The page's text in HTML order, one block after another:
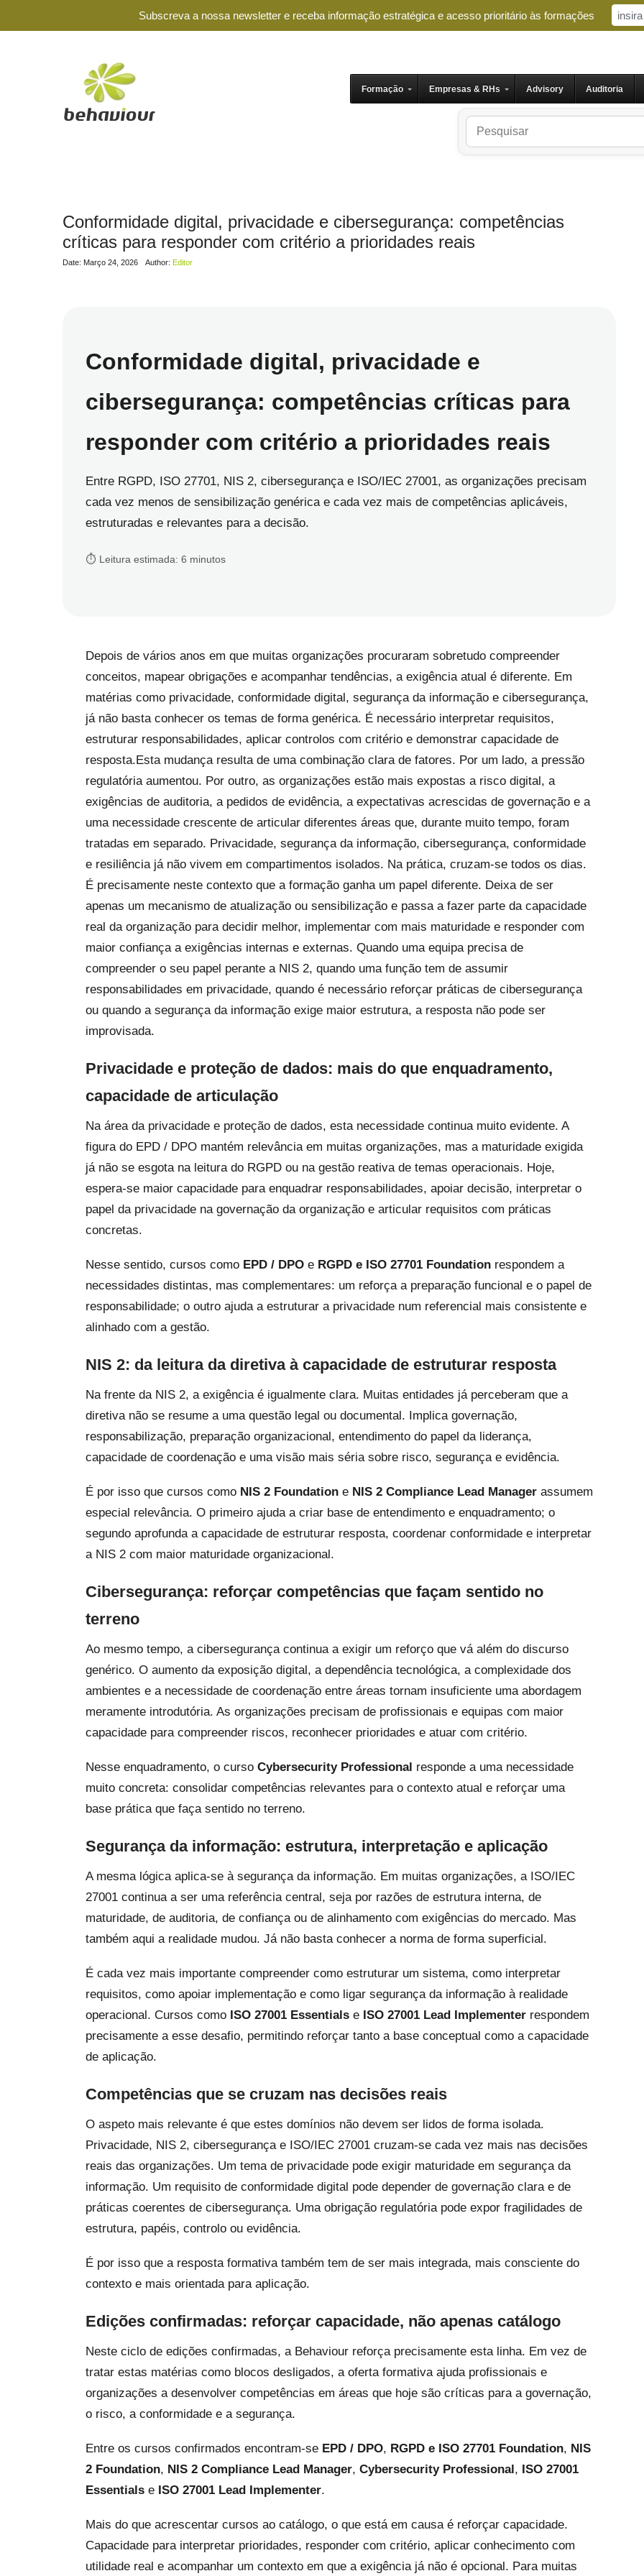
Formação Empresas & RHs Advisory Auditoria
Conformidade digital, privacidade e cibersegurança: competências
críticas para responder com critério a prioridades reais
Date: Março 24, 2026 Author: Editor
Conformidade digital, privacidade e
cibersegurança: competências críticas para
responder com critério a prioridades reais
Entre RGPD, ISO 27701, NIS 2, cibersegurança e ISO/IEC 27001, as organizações precisam
cada vez menos de sensibilização genérica e cada vez mais de competências aplicáveis,
estruturadas e relevantes para a decisão.
⏱️ Leitura estimada: 6 minutos
Depois de vários anos em que muitas organizações procuraram sobretudo compreender
conceitos, mapear obrigações e acompanhar tendências, a exigência atual é diferente. Em
matérias como privacidade, conformidade digital, segurança da informação e cibersegurança,
já não basta conhecer os temas de forma genérica. É necessário interpretar requisitos,
estruturar responsabilidades, aplicar controlos com critério e demonstrar capacidade de
resposta.Esta mudança resulta de uma combinação clara de fatores. Por um lado, a pressão
regulatória aumentou. Por outro, as organizações estão mais expostas a risco digital, a
exigências de auditoria, a pedidos de evidência, a expectativas acrescidas de governação e a
uma necessidade crescente de articular diferentes áreas que, durante muito tempo, foram
tratadas em separado. Privacidade, segurança da informação, cibersegurança, conformidade
e resiliência já não vivem em compartimentos isolados. Na prática, cruzam-se todos os dias.
É precisamente neste contexto que a formação ganha um papel diferente. Deixa de ser
apenas um mecanismo de atualização ou sensibilização e passa a fazer parte da capacidade
real da organização para decidir melhor, implementar com mais maturidade e responder com
maior confiança a exigências internas e externas. Quando uma equipa precisa de
compreender o seu papel perante a NIS 2, quando uma função tem de assumir
responsabilidades em privacidade, quando é necessário reforçar práticas de cibersegurança
ou quando a segurança da informação exige maior estrutura, a resposta não pode ser
improvisada.
Privacidade e proteção de dados: mais do que enquadramento,
capacidade de articulação
Na área da privacidade e proteção de dados, esta necessidade continua muito evidente. A
figura do EPD / DPO mantém relevância em muitas organizações, mas a maturidade exigida
já não se esgota na leitura do RGPD ou na gestão reativa de temas operacionais. Hoje,
espera-se maior capacidade para enquadrar responsabilidades, apoiar decisão, interpretar o
papel da privacidade na governação da organização e articular requisitos com práticas
concretas.
Nesse sentido, cursos como EPD / DPO e RGPD e ISO 27701 Foundation respondem a
necessidades distintas, mas complementares: um reforça a preparação funcional e o papel de
responsabilidade; o outro ajuda a estruturar a privacidade num referencial mais consistente e
alinhado com a gestão.
NIS 2: da leitura da diretiva à capacidade de estruturar resposta
Na frente da NIS 2, a exigência é igualmente clara. Muitas entidades já perceberam que a
diretiva não se resume a uma questão legal ou documental. Implica governação,
responsabilização, preparação organizacional, entendimento do papel da liderança,
capacidade de coordenação e uma visão mais séria sobre risco, segurança e evidência.
É por isso que cursos como NIS 2 Foundation e NIS 2 Compliance Lead Manager assumem
especial relevância. O primeiro ajuda a criar base de entendimento e enquadramento; o
segundo aprofunda a capacidade de estruturar resposta, coordenar conformidade e interpretar
a NIS 2 com maior maturidade organizacional.
Cibersegurança: reforçar competências que façam sentido no
terreno
Ao mesmo tempo, a cibersegurança continua a exigir um reforço que vá além do discurso
genérico. O aumento da exposição digital, a dependência tecnológica, a complexidade dos
ambientes e a necessidade de coordenação entre áreas tornam insuficiente uma abordagem
meramente introdutória. As organizações precisam de profissionais e equipas com maior
capacidade para compreender riscos, reconhecer prioridades e atuar com critério.
Nesse enquadramento, o curso Cybersecurity Professional responde a uma necessidade
muito concreta: consolidar competências relevantes para o contexto atual e reforçar uma
base prática que faça sentido no terreno.
Segurança da informação: estrutura, interpretação e aplicação
A mesma lógica aplica-se à segurança da informação. Em muitas organizações, a ISO/IEC
27001 continua a ser uma referência central, seja por razões de estrutura interna, de
maturidade, de auditoria, de confiança ou de alinhamento com exigências do mercado. Mas
também aqui a realidade mudou. Já não basta conhecer a norma de forma superficial.
É cada vez mais importante compreender como estruturar um sistema, como interpretar
requisitos, como apoiar implementação e como ligar segurança da informação à realidade
operacional. Cursos como ISO 27001 Essentials e ISO 27001 Lead Implementer respondem
precisamente a esse desafio, permitindo reforçar tanto a base conceptual como a capacidade
de aplicação.
Competências que se cruzam nas decisões reais
O aspeto mais relevante é que estes domínios não devem ser lidos de forma isolada.
Privacidade, NIS 2, cibersegurança e ISO/IEC 27001 cruzam-se cada vez mais nas decisões
reais das organizações. Um tema de privacidade pode exigir maturidade em segurança da
informação. Um requisito de conformidade digital pode depender de governação clara e de
práticas coerentes de cibersegurança. Uma obrigação regulatória pode expor fragilidades de
estrutura, papéis, controlo ou evidência.
É por isso que a resposta formativa também tem de ser mais integrada, mais consciente do
contexto e mais orientada para aplicação.
Edições confirmadas: reforçar capacidade, não apenas catálogo
Neste ciclo de edições confirmadas, a Behaviour reforça precisamente esta linha. Em vez de
tratar estas matérias como blocos desligados, a oferta formativa ajuda profissionais e
organizações a desenvolver competências em áreas que hoje são críticas para a governação,
o risco, a conformidade e a segurança.
Entre os cursos confirmados encontram-se EPD / DPO, RGPD e ISO 27701 Foundation, NIS
2 Foundation, NIS 2 Compliance Lead Manager, Cybersecurity Professional, ISO 27001
Essentials e ISO 27001 Lead Implementer.
Mais do que acrescentar cursos ao catálogo, o que está em causa é reforçar capacidade.
Capacidade para interpretar prioridades, responder com critério, aplicar conhecimento com
utilidade real e acompanhar um contexto em que a exigência já não é opcional. Para muitas
Subscreva a nossa newsletter e receba informação estratégica e acesso prioritário às formações